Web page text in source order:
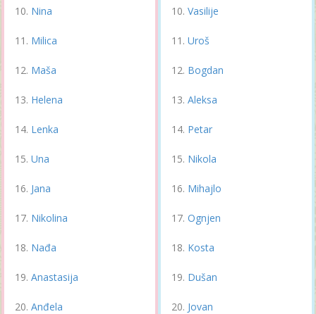
Nina
Milica
Maša
Helena
Lenka
Una
Jana
Nikolina
Nađa
Anastasija
Anđela
Vasilije
Uroš
Bogdan
Aleksa
Petar
Nikola
Mihajlo
Ognjen
Kosta
Dušan
Jovan